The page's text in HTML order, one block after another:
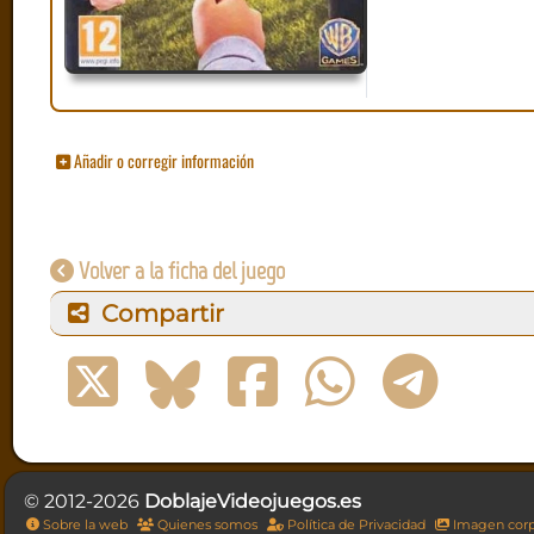
Añadir o corregir información
Volver a la ficha del juego
Compartir
© 2012-2026 DoblajeVideojuegos.es
Sobre la web Quienes somos Política de Privacidad Imagen